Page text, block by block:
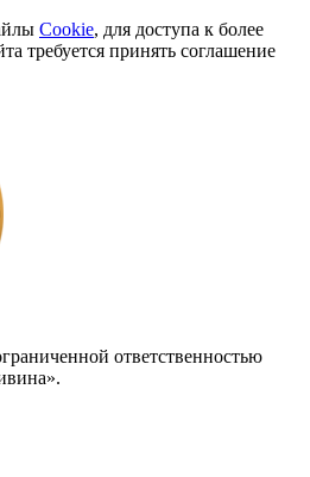
Cookie, для доступа к более
требуется принять соглашение
ответственностью